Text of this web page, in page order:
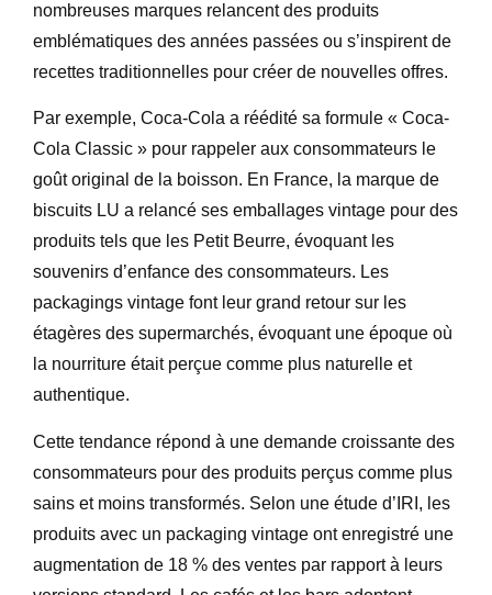
nombreuses marques relancent des produits
emblématiques des années passées ou s’inspirent de
recettes traditionnelles pour créer de nouvelles offres.
Par exemple, Coca-Cola a réédité sa formule « Coca-
Cola Classic » pour rappeler aux consommateurs le
goût original de la boisson. En France, la marque de
biscuits LU a relancé ses emballages vintage pour des
produits tels que les Petit Beurre, évoquant les
souvenirs d’enfance des consommateurs. Les
packagings vintage font leur grand retour sur les
étagères des supermarchés, évoquant une époque où
la nourriture était perçue comme plus naturelle et
authentique.
Cette tendance répond à une demande croissante des
consommateurs pour des produits perçus comme plus
sains et moins transformés. Selon une étude d’IRI, les
produits avec un packaging vintage ont enregistré une
augmentation de 18 % des ventes par rapport à leurs